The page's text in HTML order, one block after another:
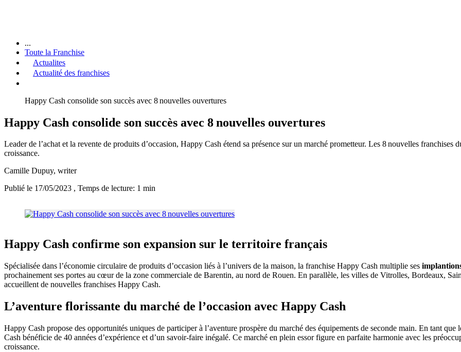
...
Toute la Franchise
Actualites
Actualité des franchises
Happy Cash consolide son succès avec 8 nouvelles ouvertures
Happy Cash consolide son succès avec 8 nouvelles ouvertures
Leader de l’achat et la revente de produits d’occasion, Happy Cash étend sa présence sur un marché prometteur. Les 8 nouvelles
croissance.
Camille Dupuy, writer
Publié le 17/05/2023 , Temps de lecture: 1 min
Happy Cash confirme son expansion sur le territoire français
Spécialisée dans l’économie circulaire de produits d’occasion liés à l’univers de la maison, la franchise Happy Cash multiplie ses
prochainement ses portes au cœur de la zone commerciale de Barentin, au nord de Rouen. En parallèle, les villes de Vitrolles, Bordeaux,
accueillent de nouvelles franchises Happy Cash.
L’aventure florissante du marché de l’occasion avec Happy Cash
Happy Cash propose des opportunités uniques de participer à l’aventure prospère du marché des équipements de seconde main. En tant que
Cash bénéficie de 40 années d’expérience et d’un savoir-faire inégalé. Ce marché en plein essor figure en parfaite harmonie avec les
croissance.